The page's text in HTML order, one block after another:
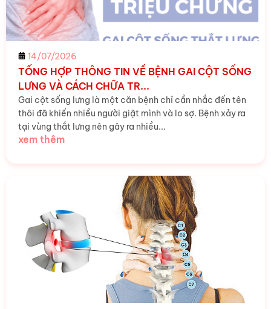
14/07/2026
TỔNG HỢP THÔNG TIN VỀ BỆNH GAI CỘT SỐNG
LƯNG VÀ CÁCH CHỮA TR...
Gai cột sống lưng là một căn bệnh chỉ cần nhắc đến tên
thôi đã khiến nhiều người giật mình và lo sợ. Bệnh xảy ra
tại vùng thắt lưng nên gây ra nhiều...
xem thêm